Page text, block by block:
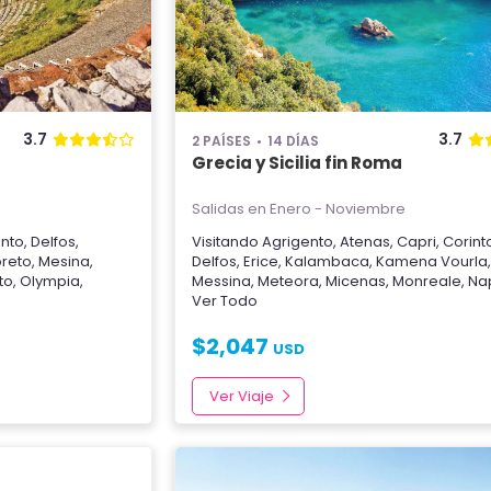
3.7
, Delfos,
, Mesina,
, Olympia,
2 PAÍSES 14 DÍAS 3.7
Grecia y Sicilia fin Roma
Salidas en Enero - Noviembre
VisitandoAgrigento,Atenas,Capri,
Delfos,Erice,Kalambaca,Kamena Vourla
Messina,Meteora,Micenas,Monreale,
Ver Todo
$2,047 USD
Ver Viaje